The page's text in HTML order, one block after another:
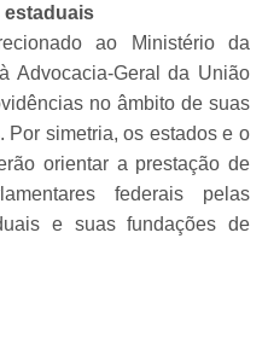
estaduais
ao Ministério da
Advocacia-Geral da União
no âmbito de suas
Por simetria, os estados e o
orientar a prestação de
federais pelas
e suas fundações de